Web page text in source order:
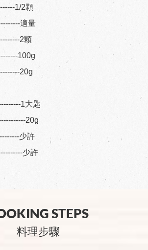
1/2顆
適量
2顆
100g
20g
1大匙
20g
少許
少許
STEPS
料理步驟